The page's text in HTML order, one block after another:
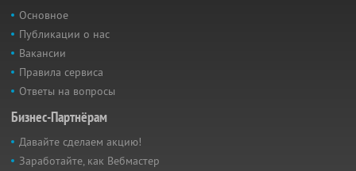
Основное
Публикации о нас
Вакансии
Правила сервиса
Ответы на вопросы
Бизнес-Партнёрам
Давайте сделаем акцию!
Заработайте, как Вебмастер